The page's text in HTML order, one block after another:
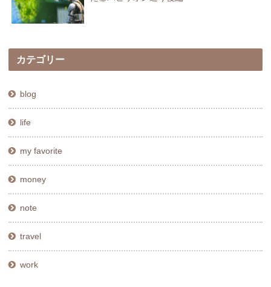
カテゴリー
blog
life
my favorite
money
note
travel
work